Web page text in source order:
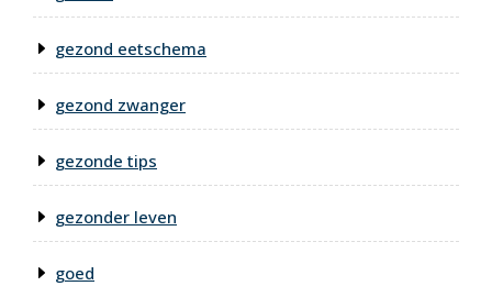
gezond eetschema
gezond zwanger
gezonde tips
gezonder leven
goed